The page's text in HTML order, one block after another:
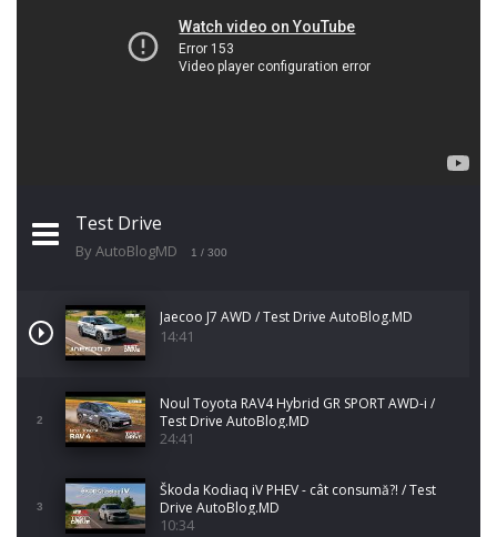
Test Drive
By AutoBlogMD 1 / 300
Jaecoo J7 AWD / Test Drive AutoBlog.MD
14:41
2
Noul Toyota RAV4 Hybrid GR SPORT AWD-i /
Test Drive AutoBlog.MD
24:41
3
Škoda Kodiaq iV PHEV - cât consumă?! / Test
Drive AutoBlog.MD
10:34